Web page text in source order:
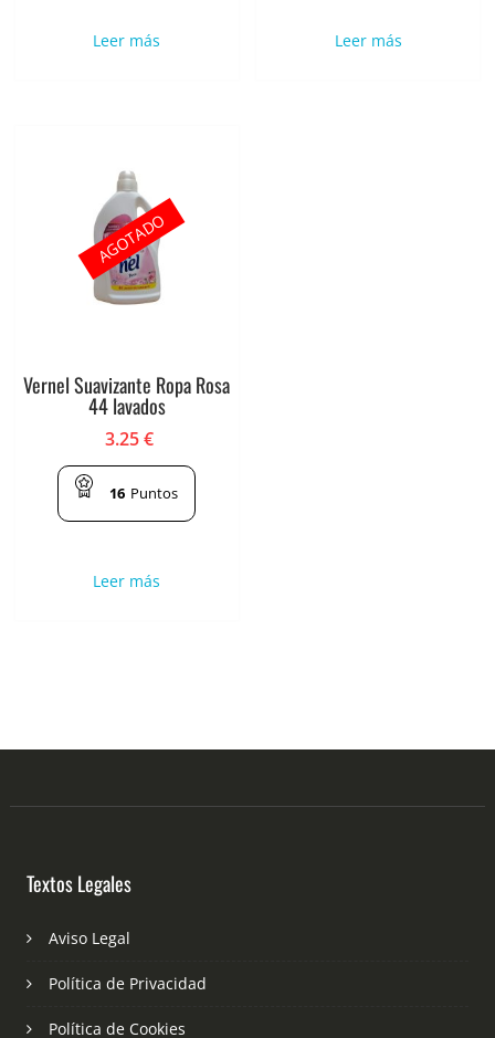
Leer más Leer más
Vernel Suavizante Ropa Rosa
44 lavados
3.25€
16 Puntos
Leer más
AGOTADO
Textos Legales
Aviso Legal
Política de Privacidad
Política de Cookies